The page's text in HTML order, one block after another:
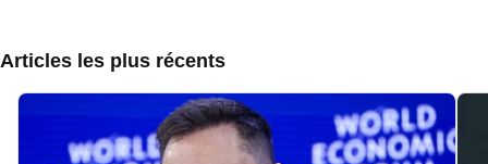
Articles les plus récents